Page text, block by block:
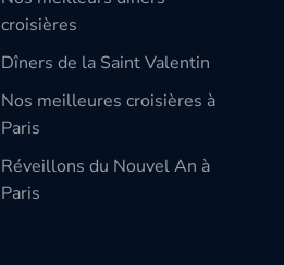
croisières
Dîners de la Saint Valentin
Nos meilleures croisières à
Paris
Réveillons du Nouvel An à
Paris